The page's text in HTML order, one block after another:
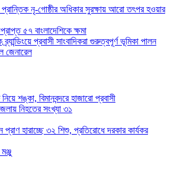
নৃ-গোষ্ঠীর অধিকার সুরক্ষায় আরো তৎপর হওয়ার
৫৭ বাংলাদেশিকে ক্ষমা
প্রবাসী সাংবাদিকরা গুরুত্বপূর্ণ ভূমিকা পালন
জেনারেল
শঙ্কা, বিমানবন্দরে হাজারো প্রবাসী
নিহতের সংখ্যা ৩১
প্রাণ হারাচ্ছে ৩২ শিশু, প্রতিরোধে দরকার কার্যকর